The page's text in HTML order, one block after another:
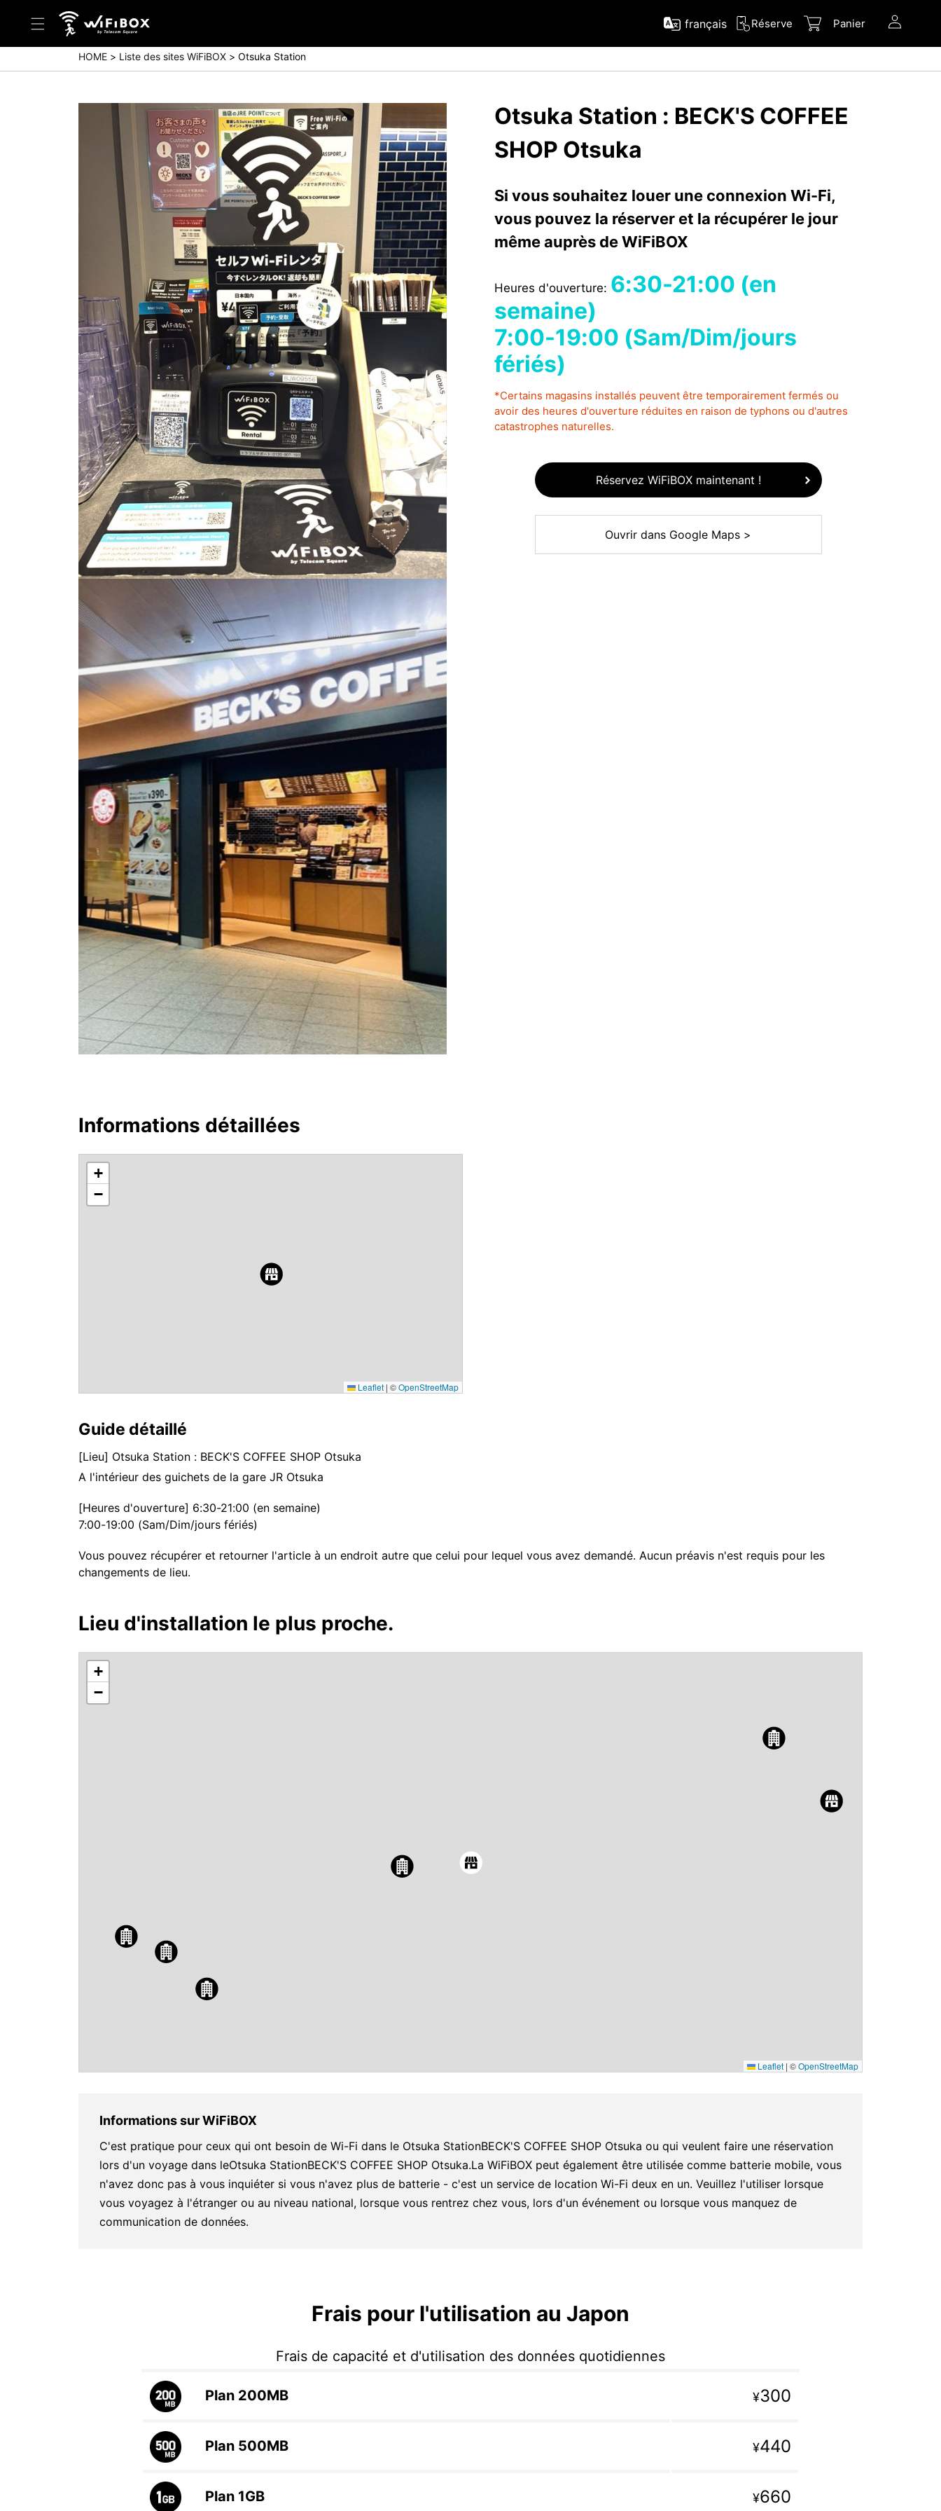
Aide/Contactez-nous
Centre d'aide (Japanese)
Enquête (Japanese)
Enquête (English)
français Réserve Panier
HOME Liste des sites WiFiBOX Otsuka Station
Otsuka Station : BECK'S COFFEE
SHOP Otsuka
Si vous souhaitez louer une connexion Wi-Fi,
vous pouvez la réserver et la récupérer le jour
même auprès de WiFiBOX
Heures d'ouverture: 6:30-21:00 (en
semaine)
7:00-19:00 (Sam/Dim/jours
fériés)
*Certains magasins installés peuvent être temporairement fermés ou
avoir des heures d'ouverture réduites en raison de typhons ou d'autres
catastrophes naturelles.
Réservez WiFiBOX maintenant !
Ouvrir dans Google Maps >
Informations détaillées
+
−
Leaflet | ©OpenStreetMap
Guide détaillé
[Lieu] Otsuka Station : BECK'S COFFEE SHOP Otsuka
A l'intérieur des guichets de la gare JR Otsuka
[Heures d'ouverture] 6:30-21:00 (en semaine)
7:00-19:00 (Sam/Dim/jours fériés)
Vous pouvez récupérer et retourner l'article à un endroit autre que celui pour lequel vous avez demandé. Aucun préavis n'est requis pour les
changements de lieu.
Lieu d'installation le plus proche.
+
−
Leaflet | ©OpenStreetMap
Informations sur WiFiBOX
C'est pratique pour ceux qui ont besoin de Wi-Fi dans le Otsuka StationBECK'S COFFEE SHOP Otsuka ou qui veulent faire une réservation
lors d'un voyage dans leOtsuka StationBECK'S COFFEE SHOP Otsuka.La WiFiBOX peut également être utilisée comme batterie mobile, vous
n'avez donc pas à vous inquiéter si vous n'avez plus de batterie - c'est un service de location Wi-Fi deux en un. Veuillez l'utiliser lorsque
vous voyagez à l'étranger ou au niveau national, lorsque vous rentrez chez vous, lors d'un événement ou lorsque vous manquez de
communication de données.
Frais pour l'utilisation au Japon
Frais de capacité et d'utilisation des données quotidiennes
Plan 200MB ¥300
Plan 500MB ¥440
Plan 1GB ¥660